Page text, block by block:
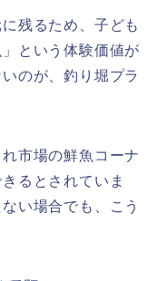
残るため、子ども
という体験価値が
のが、釣り堀プラ
市場の鮮魚コーナ
るとされていま
い場合でも、こう